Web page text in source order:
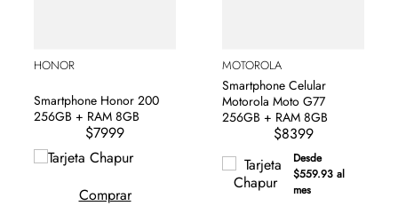
HONOR
Smartphone Honor 200
256GB + RAM 8GB
$7999
Comprar
MOTOROLA
Smartphone Celular
Motorola Moto G77
256GB + RAM 8GB
$8399
Desde
$559.93 al
mes